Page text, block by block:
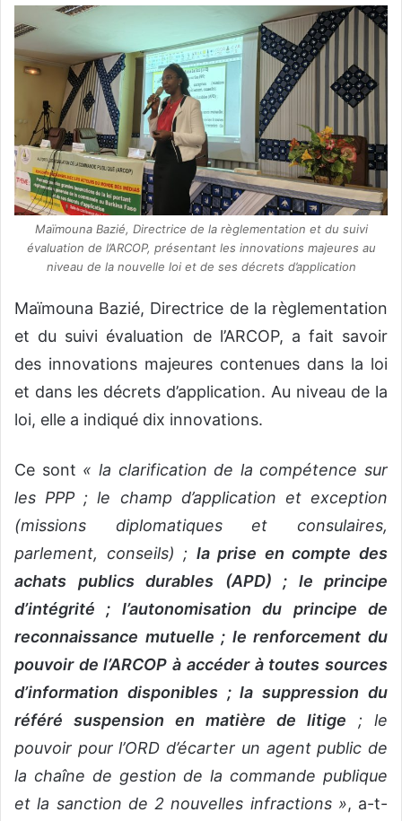
Maïmouna Bazié, Directrice de la règlementation et du suivi
évaluation de l’ARCOP, présentant les innovations majeures au
niveau de la nouvelle loi et de ses décrets d’application
Maïmouna Bazié, Directrice de la règlementation
et du suivi évaluation de l’ARCOP, a fait savoir
des innovations majeures contenues dans la loi
et dans les décrets d’application. Au niveau de la
loi, elle a indiqué dix innovations.
Ce sont « la clarification de la compétence sur
les PPP ; le champ d’application et exception
(missions diplomatiques et consulaires,
parlement, conseils) ; la prise en compte des
achats publics durables (APD) ; le principe
d’intégrité ; l’autonomisation du principe de
reconnaissance mutuelle ; le renforcement du
pouvoir de l’ARCOP à accéder à toutes sources
d’information disponibles ; la suppression du
référé suspension en matière de litige ; le
pouvoir pour l’ORD d’écarter un agent public de
la chaîne de gestion de la commande publique
et la sanction de 2 nouvelles infractions », a-t-